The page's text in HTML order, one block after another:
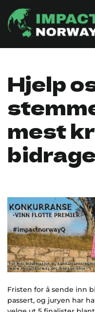
Hjelp
mest
Fristen for å sende inn
passert, og juryen har